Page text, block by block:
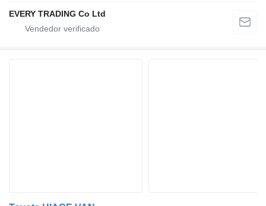
EVERY TRADING Co Ltd